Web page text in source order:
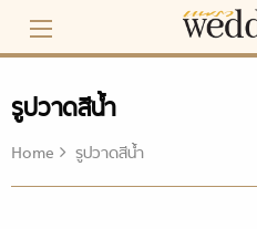
content
รูปวาดสีน้ำ
Home รูปวาดสีน้ำ